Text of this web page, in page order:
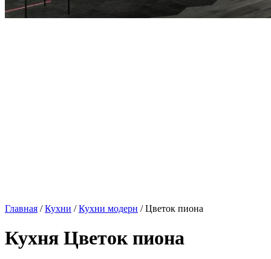
Главная /Кухни /Кухни модерн / Цветок пиона
Кухня Цветок пиона